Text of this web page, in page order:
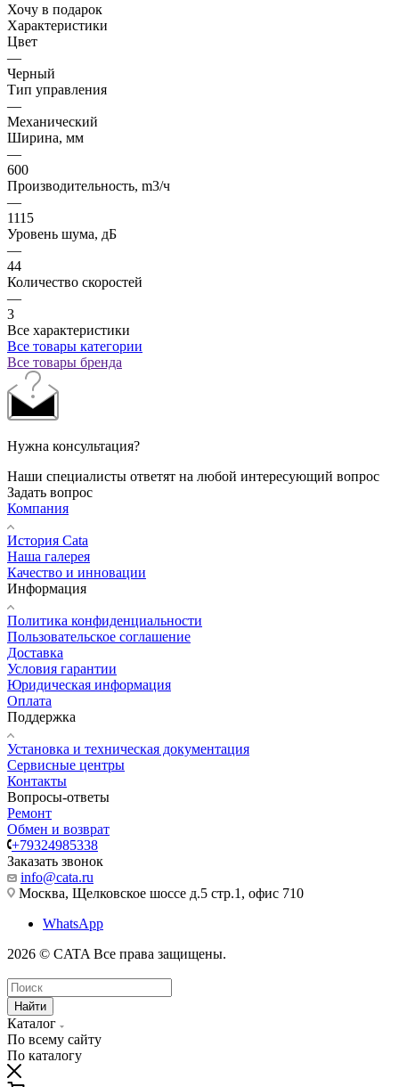
Хочу в подарок
Характеристики
Цвет
—
Черный
Тип управления
—
Механический
Ширина, мм
—
600
Производительность, m3/ч
—
1115
Уровень шума, дБ
—
44
Количество скоростей
—
3
Все характеристики
Все товары категории
Все товары бренда
Нужна консультация?
Наши специалисты ответят на любой интересующий вопрос
Задать вопрос
Компания
История Cata
Наша галерея
Качество и инновации
Информация
Политика конфиденциальности
Пользовательское соглашение
Доставка
Условия гарантии
Юридическая информация
Оплата
Поддержка
Установка и техническая документация
Сервисные центры
Контакты
Вопросы-ответы
Ремонт
Обмен и возврат
+79324985338
Заказать звонок
info@cata.ru
Москва, Щелковское шоссе д.5 стр.1, офис 710
WhatsApp
2026 © CATA Все права защищены.
Найти
Каталог
По всему сайту
По каталогу